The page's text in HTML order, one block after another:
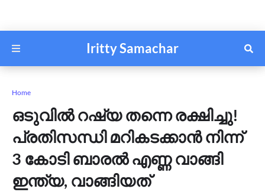
Iritty Samachar
Home
ഒടുവിൽ റഷ്യ തന്നെ രക്ഷിച്ചു!
പ്രതിസന്ധി മറികടക്കാന്‍ നിന്ന്
3 കോടി ബാരല്‍ എണ്ണ വാങ്ങി
ഇന്ത്യ, വാങ്ങിയത്